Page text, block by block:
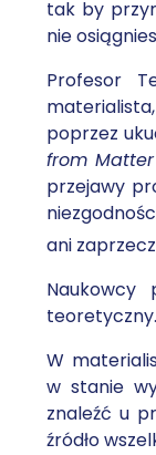
tak by
nie
Profesor
poprzez
from Matter
przejawy
ani
W
w stanie
znaleźć u
źródło